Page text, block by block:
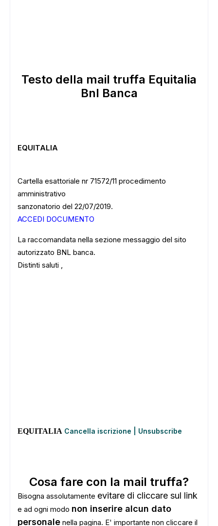
Testo della mail truffa Equitalia
Bnl Banca
EQUITALIA
Cartella esattoriale nr 71572/11 procedimento
amministrativo
sanzonatorio del 22/07/2019.
ACCEDI DOCUMENTO
La raccomandata nella sezione messaggio del sito
autorizzato BNL banca.
Distinti saluti ,
EQUITALIA Cancella iscrizione Unsubscribe
Cosa fare con la mail truffa?
Bisogna assolutamente evitare di cliccare sul link
e ad ogni modo non inserire alcun dato
personale nella pagina. E' importante non cliccare il